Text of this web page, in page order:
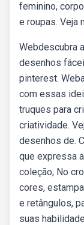
feminino,
e roupas. Veja
Webdescubra
desenhos
pinterest.
com essas
truques para
criatividade.
desenhos de.
que expressa
coleção; No
cores,
e retângulos,
suas